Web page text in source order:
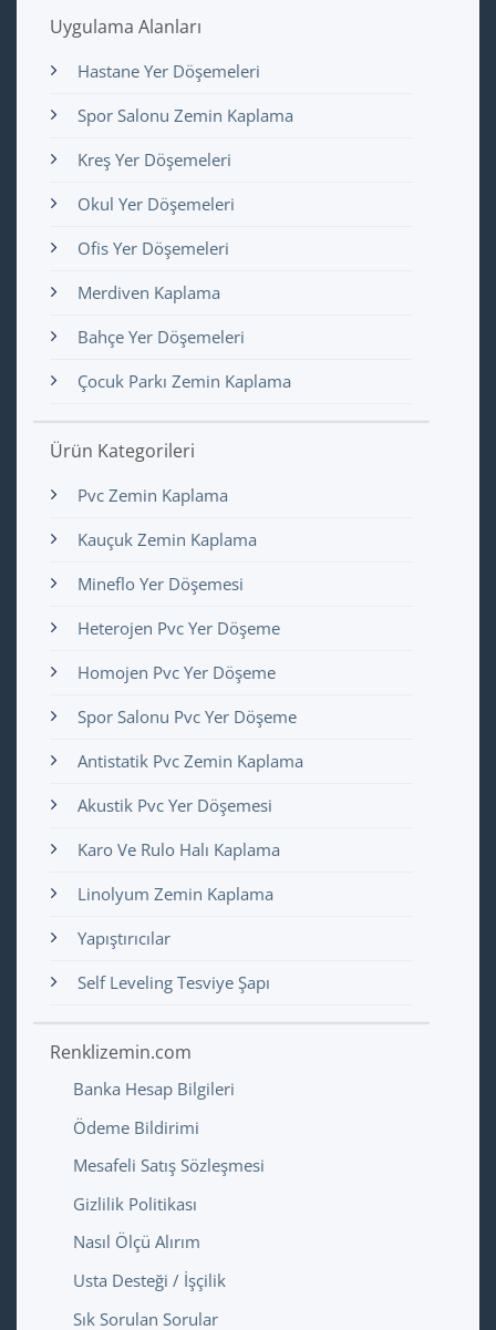
Uygulama Alanları
Hastane Yer Döşemeleri
Spor Salonu Zemin Kaplama
Kreş Yer Döşemeleri
Okul Yer Döşemeleri
Ofis Yer Döşemeleri
Merdiven Kaplama
Bahçe Yer Döşemeleri
Çocuk Parkı Zemin Kaplama
Ürün Kategorileri
Pvc Zemin Kaplama
Kauçuk Zemin Kaplama
Mineflo Yer Döşemesi
Heterojen Pvc Yer Döşeme
Homojen Pvc Yer Döşeme
Spor Salonu Pvc Yer Döşeme
Antistatik Pvc Zemin Kaplama
Akustik Pvc Yer Döşemesi
Karo Ve Rulo Halı Kaplama
Linolyum Zemin Kaplama
Yapıştırıcılar
Self Leveling Tesviye Şapı
Renklizemin.com
Banka Hesap Bilgileri
Ödeme Bildirimi
Mesafeli Satış Sözleşmesi
Gizlilik Politikası
Nasıl Ölçü Alırım
Usta Desteği / İşçilik
Sık Sorulan Sorular